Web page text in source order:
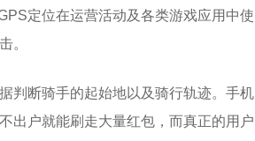
定位在运营活动及各类游戏应用中使
。
判断骑手的起始地以及骑行轨迹。手机
出户就能刷走大量红包，而真正的用户